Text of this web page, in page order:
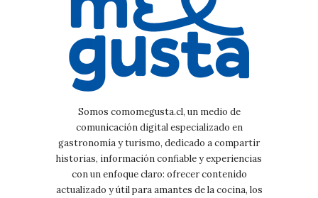
Somos comomegusta.cl, un medio de
comunicación digital especializado en
gastronomía y turismo, dedicado a compartir
historias, información confiable y experiencias
con un enfoque claro: ofrecer contenido
actualizado y útil para amantes de la cocina, los